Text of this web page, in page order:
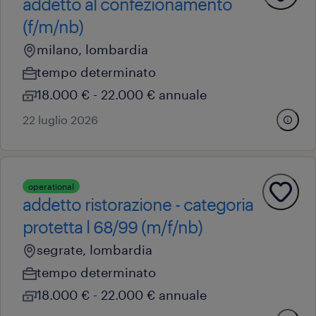
(f/m/nb)
milano, lombardia
tempo determinato
18.000 € - 22.000 € annuale
22 luglio 2026
operational
addetto ristorazione - categoria
protetta l 68/99 (m/f/nb)
segrate, lombardia
tempo determinato
18.000 € - 22.000 € annuale